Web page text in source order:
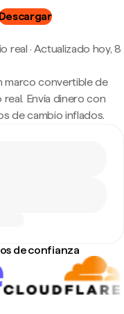
real · Actualizado hoy, 8
marco convertible de
Envía dinero con
de cambio inflados.
de confianza